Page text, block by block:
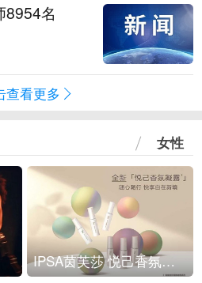
8954名
查看更多
女性
IPSA茵芙莎 悦己香氛凝露上市